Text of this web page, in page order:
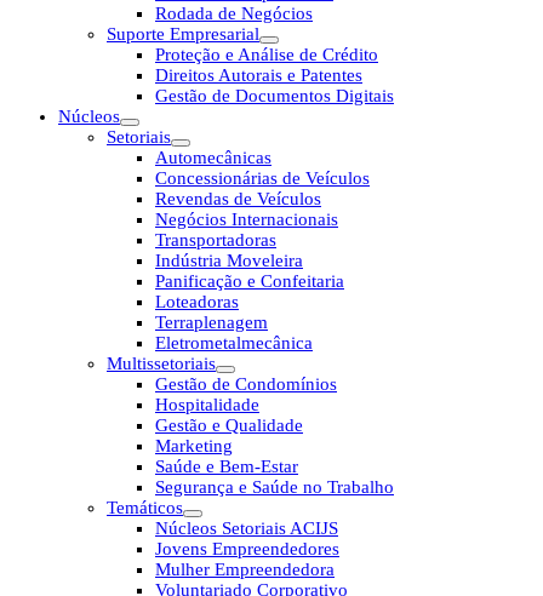
Rodada de Negócios
Suporte Empresarial
Proteção e Análise de Crédito
Direitos Autorais e Patentes
Gestão de Documentos Digitais
Núcleos
Setoriais
Automecânicas
Concessionárias de Veículos
Revendas de Veículos
Negócios Internacionais
Transportadoras
Indústria Moveleira
Panificação e Confeitaria
Loteadoras
Terraplenagem
Eletrometalmecânica
Multissetoriais
Gestão de Condomínios
Hospitalidade
Gestão e Qualidade
Marketing
Saúde e Bem-Estar
Segurança e Saúde no Trabalho
Temáticos
Núcleos Setoriais ACIJS
Jovens Empreendedores
Mulher Empreendedora
Voluntariado Corporativo